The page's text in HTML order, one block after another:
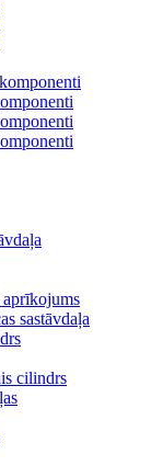
aprīkojums
sastāvdaļa
cilindrs